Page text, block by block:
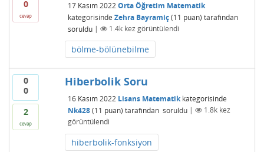
0
cevap
17 Kasım 2022 Orta Öğretim Matematik
kategorisinde Zehra Bayramiç (11 puan) tarafından
soruldu | 1.4kkez görüntülendi
bölme-bölünebilme
0
0
2
cevap
Hiberbolik Soru
16 Kasım 2022 Lisans Matematikkategorisinde
Nk428 (11 puan) tarafından soruldu | 1.8kkez
görüntülendi
hiberbolik-fonksiyon